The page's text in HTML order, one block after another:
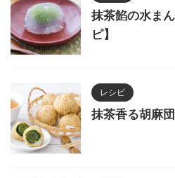
抹茶餡の水ま
ピ】
レシピ
抹茶香る胡麻